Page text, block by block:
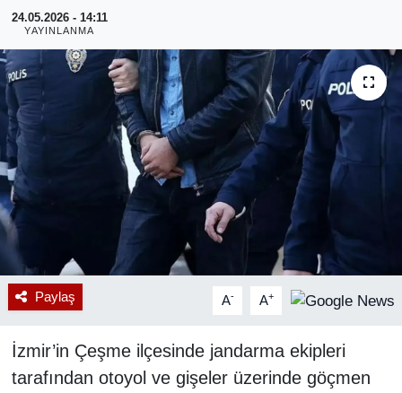
24.05.2026 - 14:11
YAYINLANMA
Paylaş A- A+
İzmir’in Çeşme ilçesinde jandarma ekipleri
tarafından otoyol ve gişeler üzerinde göçmen
ASAYİŞ
RESMİ REKLAM
Haber Arşivi